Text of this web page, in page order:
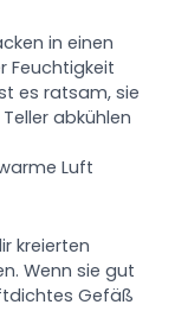
in einen
Feuchtigkeit
es ratsam, sie
abkühlen
Luft
kreierten
Wenn sie gut
Gefäß